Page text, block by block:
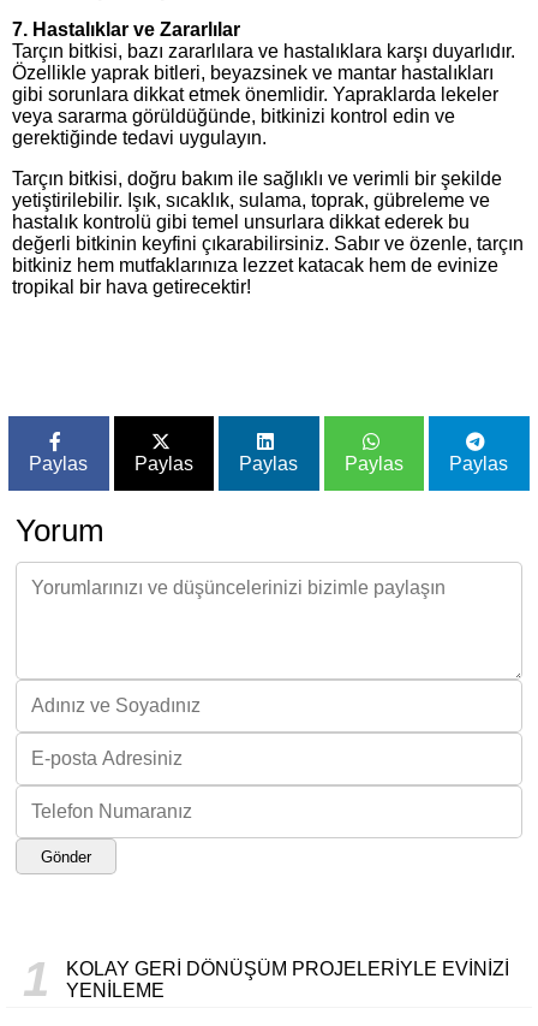
7. Hastalıklar ve Zararlılar
Tarçın bitkisi, bazı zararlılara ve hastalıklara karşı duyarlıdır.
Özellikle yaprak bitleri, beyazsinek ve mantar hastalıkları
gibi sorunlara dikkat etmek önemlidir. Yapraklarda lekeler
veya sararma görüldüğünde, bitkinizi kontrol edin ve
gerektiğinde tedavi uygulayın.
Tarçın bitkisi, doğru bakım ile sağlıklı ve verimli bir şekilde
yetiştirilebilir. Işık, sıcaklık, sulama, toprak, gübreleme ve
hastalık kontrolü gibi temel unsurlara dikkat ederek bu
değerli bitkinin keyfini çıkarabilirsiniz. Sabır ve özenle, tarçın
bitkiniz hem mutfaklarınıza lezzet katacak hem de evinize
tropikal bir hava getirecektir!
Paylas Paylas Paylas Paylas Paylas
Yorum
Gönder
1
KOLAY GERI DÖNÜŞÜM PROJELERIYLE EVINIZI
YENILEME